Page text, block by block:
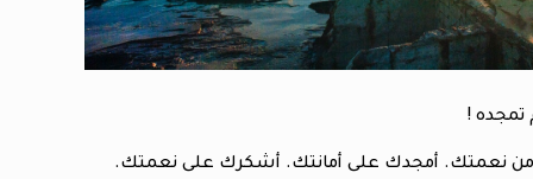
تمجده !
من نعمتك. أمجدك على أمانتك. أشكرك على نعمتك.